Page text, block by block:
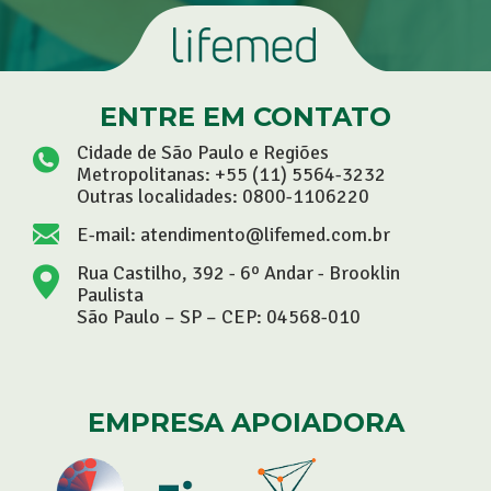
ENTRE EM CONTATO
Cidade de São Paulo e Regiões
Metropolitanas: +55 (11) 5564-3232
Outras localidades: 0800-1106220
E-mail: atendimento@lifemed.com.br
Rua Castilho, 392 - 6º Andar - Brooklin
Paulista
São Paulo – SP – CEP: 04568-010
EMPRESA APOIADORA